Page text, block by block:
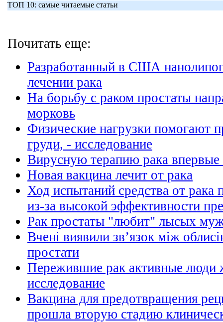
ТОП 10: самые читаемые статьи
Почитать еще:
Разработанный в США
лечении рака
На борьбу с раком простаты
морковь
Физические нагрузки помогают
груди, - исследование
Вирусную терапию рака
Новая вакцина лечит от рака
Ход испытаний средства от рака
из-за высокой эффективности
Рак простаты "любит" лысых
Вчені виявили зв’язок між
простати
Пережившие рак активные люди
исследование
Вакцина для предотвращения
прошла вторую стадию